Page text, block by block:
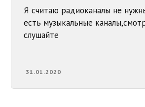
Я считаю радиоканалы не
есть музыкальные
слушайте
31.01.2020